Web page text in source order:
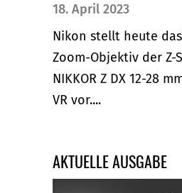
18. April 2023
Nikon stellt heute
Zoom-Objektiv der Z-
NIKKOR Z DX 12-28
VR vor....
AKTUELLE AUSGABE